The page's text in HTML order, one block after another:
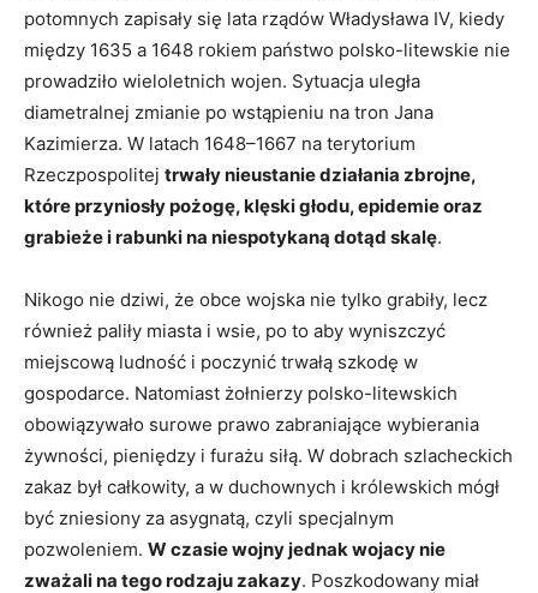
potomnych zapisały się lata rządów Władysława IV, kiedy
między 1635 a 1648 rokiem państwo polsko-litewskie nie
prowadziło wieloletnich wojen. Sytuacja uległa
diametralnej zmianie po wstąpieniu na tron Jana
Kazimierza. W latach 1648–1667 na terytorium
Rzeczpospolitej trwały nieustanie działania zbrojne,
które przyniosły pożogę, klęski głodu, epidemie oraz
grabieże i rabunki na niespotykaną dotąd skalę.
Nikogo nie dziwi, że obce wojska nie tylko grabiły, lecz
również paliły miasta i wsie, po to aby wyniszczyć
miejscową ludność i poczynić trwałą szkodę w
gospodarce. Natomiast żołnierzy polsko-litewskich
obowiązywało surowe prawo zabraniające wybierania
żywności, pieniędzy i furażu siłą. W dobrach szlacheckich
zakaz był całkowity, a w duchownych i królewskich mógł
być zniesiony za asygnatą, czyli specjalnym
pozwoleniem. W czasie wojny jednak wojacy nie
zważali na tego rodzaju zakazy. Poszkodowany miał